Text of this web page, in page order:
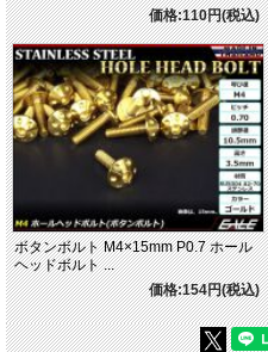
価格:110円(税込)
ボタンボルト M4×15mm P0.7 ホール
ヘッドボルト ...
価格:154円(税込)